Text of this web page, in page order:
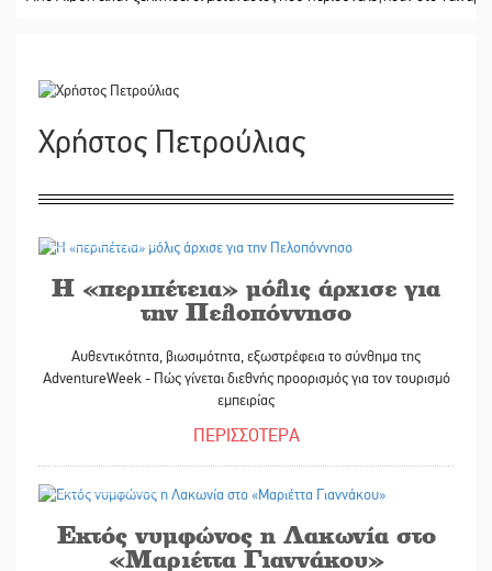
Χρήστος Πετρούλιας
Η «περιπέτεια» μόλις άρχισε για
την Πελοπόννησο
Αυθεντικότητα, βιωσιμότητα, εξωστρέφεια το σύνθημα της
AdventureWeek - Πώς γίνεται διεθνής προορισμός για τον τουρισμό
εμπειρίας
ΠΕΡΙΣΣΟΤΕΡΑ
Εκτός νυμφώνος η Λακωνία στο
«Μαριέττα Γιαννάκου»